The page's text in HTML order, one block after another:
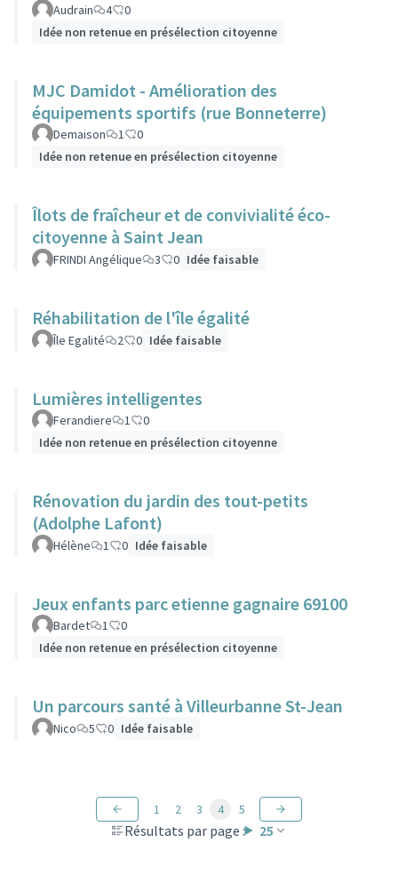
Audrain 4
0
Idée non retenue en présélection citoyenne
MJC Damidot - Amélioration des
équipements sportifs (rue Bonneterre)
Demaison 1
0
Idée non retenue en présélection citoyenne
Îlots de fraîcheur et de convivialité éco-
citoyenne à Saint Jean
FRINDI Angélique 3 0 Idée faisable
Réhabilitation de l'île égalité
Île Egalité 2 0 Idée faisable
Lumières intelligentes
Ferandiere 1
0
Idée non retenue en présélection citoyenne
Rénovation du jardin des tout-petits
(Adolphe Lafont)
Hélène 1 0 Idée faisable
Jeux enfants parc etienne gagnaire 69100
Bardet 1
0
Idée non retenue en présélection citoyenne
Un parcours santé à Villeurbanne St-Jean
Nico 5 0 Idée faisable
Résultats par page : 25
1 2 3 4 5